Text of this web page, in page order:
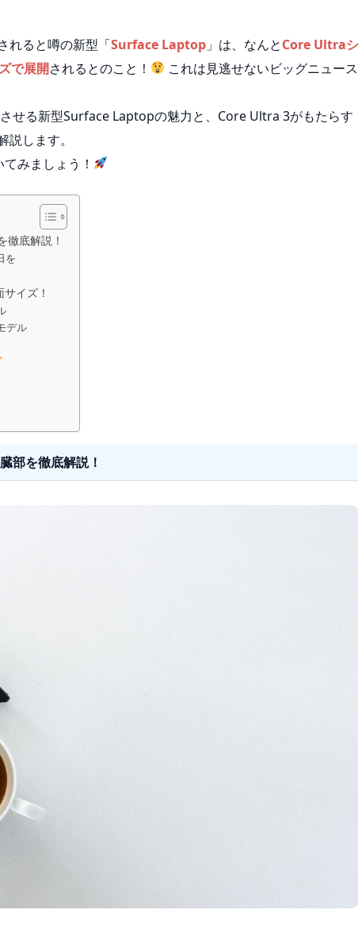
れると噂の新型「Surface Laptop 」は、なんとCore Ultraシ
で展開されるとのこと！
これは見逃せないビッグニュース
せる新型Surface Laptopの魅力と、Core Ultra 3がもたらす
します。
みましょう！
底解説！
を
イズ！
デル
部を徹底解説！